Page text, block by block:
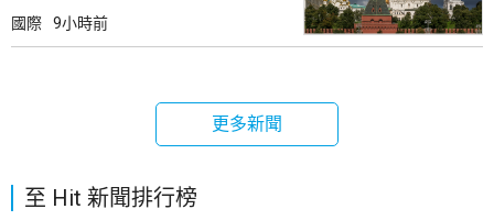
國際 9小時前
更多新聞
至 Hit 新聞排行榜